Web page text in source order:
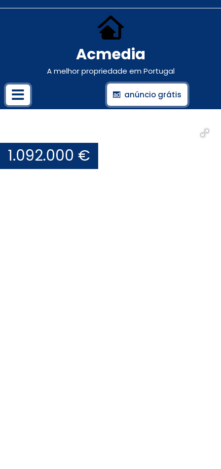
Acmedia
A melhor propriedade em Portugal
anúncio grátis
1.092.000 €